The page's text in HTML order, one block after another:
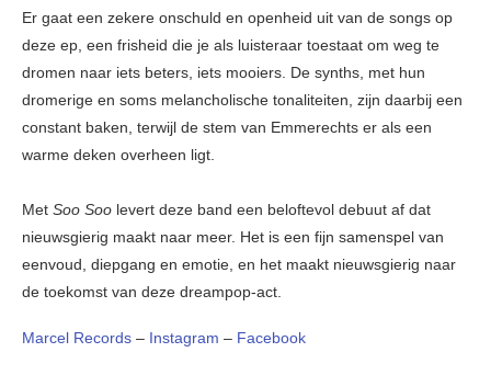
Er gaat een zekere onschuld en openheid uit van de songs op
deze ep, een frisheid die je als luisteraar toestaat om weg te
dromen naar iets beters, iets mooiers. De synths, met hun
dromerige en soms melancholische tonaliteiten, zijn daarbij een
constant baken, terwijl de stem van Emmerechts er als een
warme deken overheen ligt.
Met Soo Soo levert deze band een beloftevol debuut af dat
nieuwsgierig maakt naar meer. Het is een fijn samenspel van
eenvoud, diepgang en emotie, en het maakt nieuwsgierig naar
de toekomst van deze dreampop-act.
Marcel Records – Instagram – Facebook